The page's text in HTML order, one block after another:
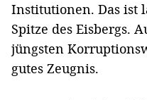
Institutionen. Das ist
Spitze des Eisbergs.
jüngsten
gutes Zeugnis.